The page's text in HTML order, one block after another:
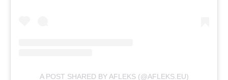
A POST SHARED BY AFLEKS (@AFLEKS.EU)